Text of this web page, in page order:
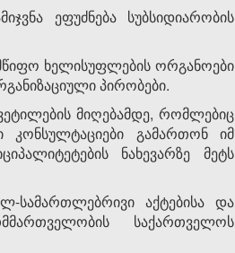
ეფუძნება სუბსიდიარობის
ხელისუფლების ორგანოები
პირობები.
მიღებამდე, რომლებიც
კონსულტაციები გამართონ იმ
ნახევარზე მეტს
სამართლებრივი აქტებისა და
საქართველოს